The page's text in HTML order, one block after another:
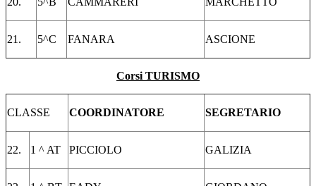
21. 5^C FANARA ASCIONE
Corsi TURISMO
CLASSE COORDINATORE SEGRETARIO
22. 1 ^ AT PICCIOLO GALIZIA